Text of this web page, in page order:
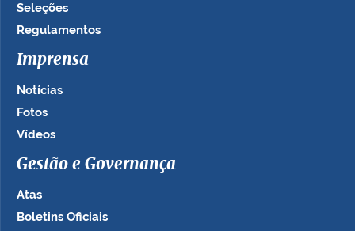
Seleções
Regulamentos
Imprensa
Notícias
Fotos
Vídeos
Gestão e Governança
Atas
Boletins Oficiais